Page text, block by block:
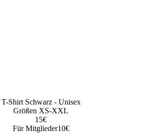
T-Shirt Schwarz - Unisex
Größen XS-XXL
15€
Für Mitglieder10€